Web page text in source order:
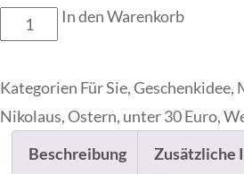
Fotorahmen
Beste
Oma
der
Welt
In den Warenkorb
Kategorien Für Sie,Geschenkidee,
Nikolaus, Ostern, unter 30 Euro,
Beschreibung
Zusätzliche